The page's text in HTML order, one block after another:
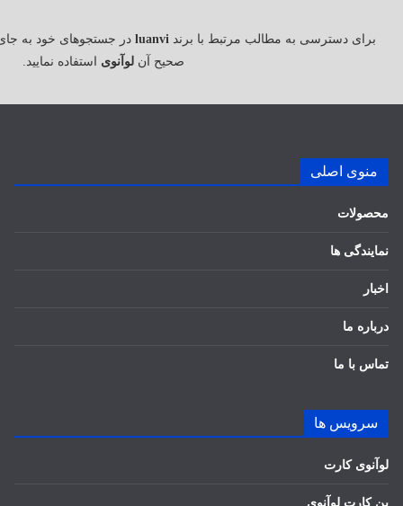
برای دسترسی به مطالب مرتبط با برندluanvi در جستجوهای خود به
صحیح آنلوآنوی استفاده نمایید.
منوی اصلی
محصولات
نمایندگی ها
اخبار
درباره ما
تماس با ما
سرویس ها
لوآنوی کارت
بن کارت لوآنوی